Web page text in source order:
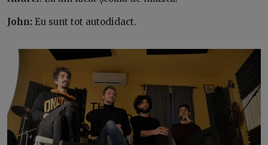
John: Eu sunt tot autodidact.